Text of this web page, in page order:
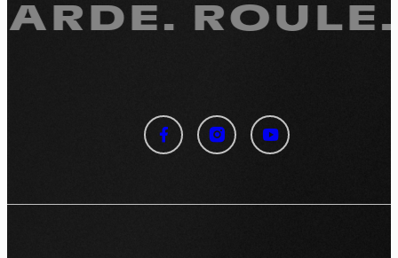
ROULE.
Panneau de gestion des